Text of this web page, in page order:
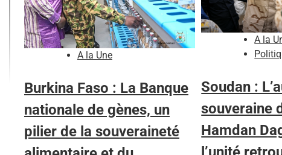
A la Une
Burkina Faso : La Banque
nationale de gènes, un
pilier de la souveraineté
A la
Soudan :
souveraine
Hamdan